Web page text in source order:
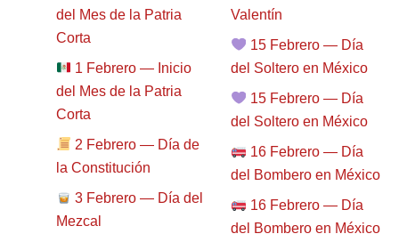
del Mes de la Patria
Corta
1 Febrero — Inicio
del Mes de la Patria
Corta
2 Febrero — Día de
la Constitución
3 Febrero — Día del
Mezcal
Valentín
15 Febrero — Día
del Soltero en México
15 Febrero — Día
del Soltero en México
16 Febrero — Día
del Bombero en México
16 Febrero — Día
del Bombero en México